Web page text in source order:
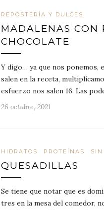
REPOSTERÍA Y DULCES
MADALENAS CON
CHOCOLATE
Y digo… ya que nos ponemos,
salen en la receta,
esfuerzo nos salen 16. Las
26 octubre, 2021
HIDRATOS PROTEÍNAS SIN
QUESADILLAS
Se tiene que notar que es
tres en la mesa del comedor,